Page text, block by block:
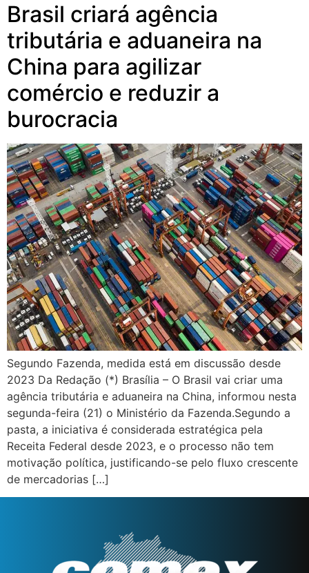
Brasil criará agência
tributária e aduaneira na
China para agilizar
comércio e reduzir a
burocracia
Segundo Fazenda, medida está em discussão desde
2023 Da Redação (*) Brasília – O Brasil vai criar uma
agência tributária e aduaneira na China, informou nesta
segunda-feira (21) o Ministério da Fazenda.Segundo a
pasta, a iniciativa é considerada estratégica pela
Receita Federal desde 2023, e o processo não tem
motivação política, justificando-se pelo fluxo crescente
de mercadorias […]